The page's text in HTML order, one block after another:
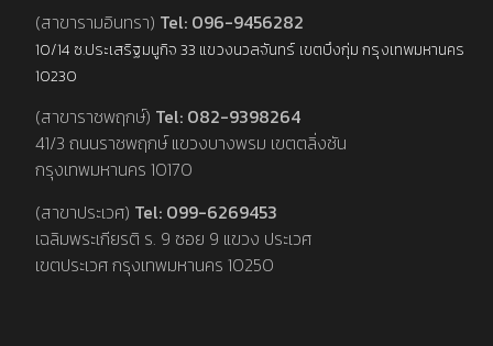
(สาขารามอินทรา) Tel: 096-9456282
10/14 ซ.ประเสริฐมนูกิจ 33 แขวงนวลจันทร์ เขตบึงกุ่ม กรุงเทพมหานคร
10230
(สาขาราชพฤกษ์) Tel: 082-9398264
41/3 ถนนราชพฤกษ์ แขวงบางพรม เขตตลิ่งชัน
กรุงเทพมหานคร 10170
(สาขาประเวศ) Tel: 099-6269453
เฉลิมพระเกียรติ ร. 9 ซอย 9 แขวง ประเวศ
เขตประเวศ กรุงเทพมหานคร 10250